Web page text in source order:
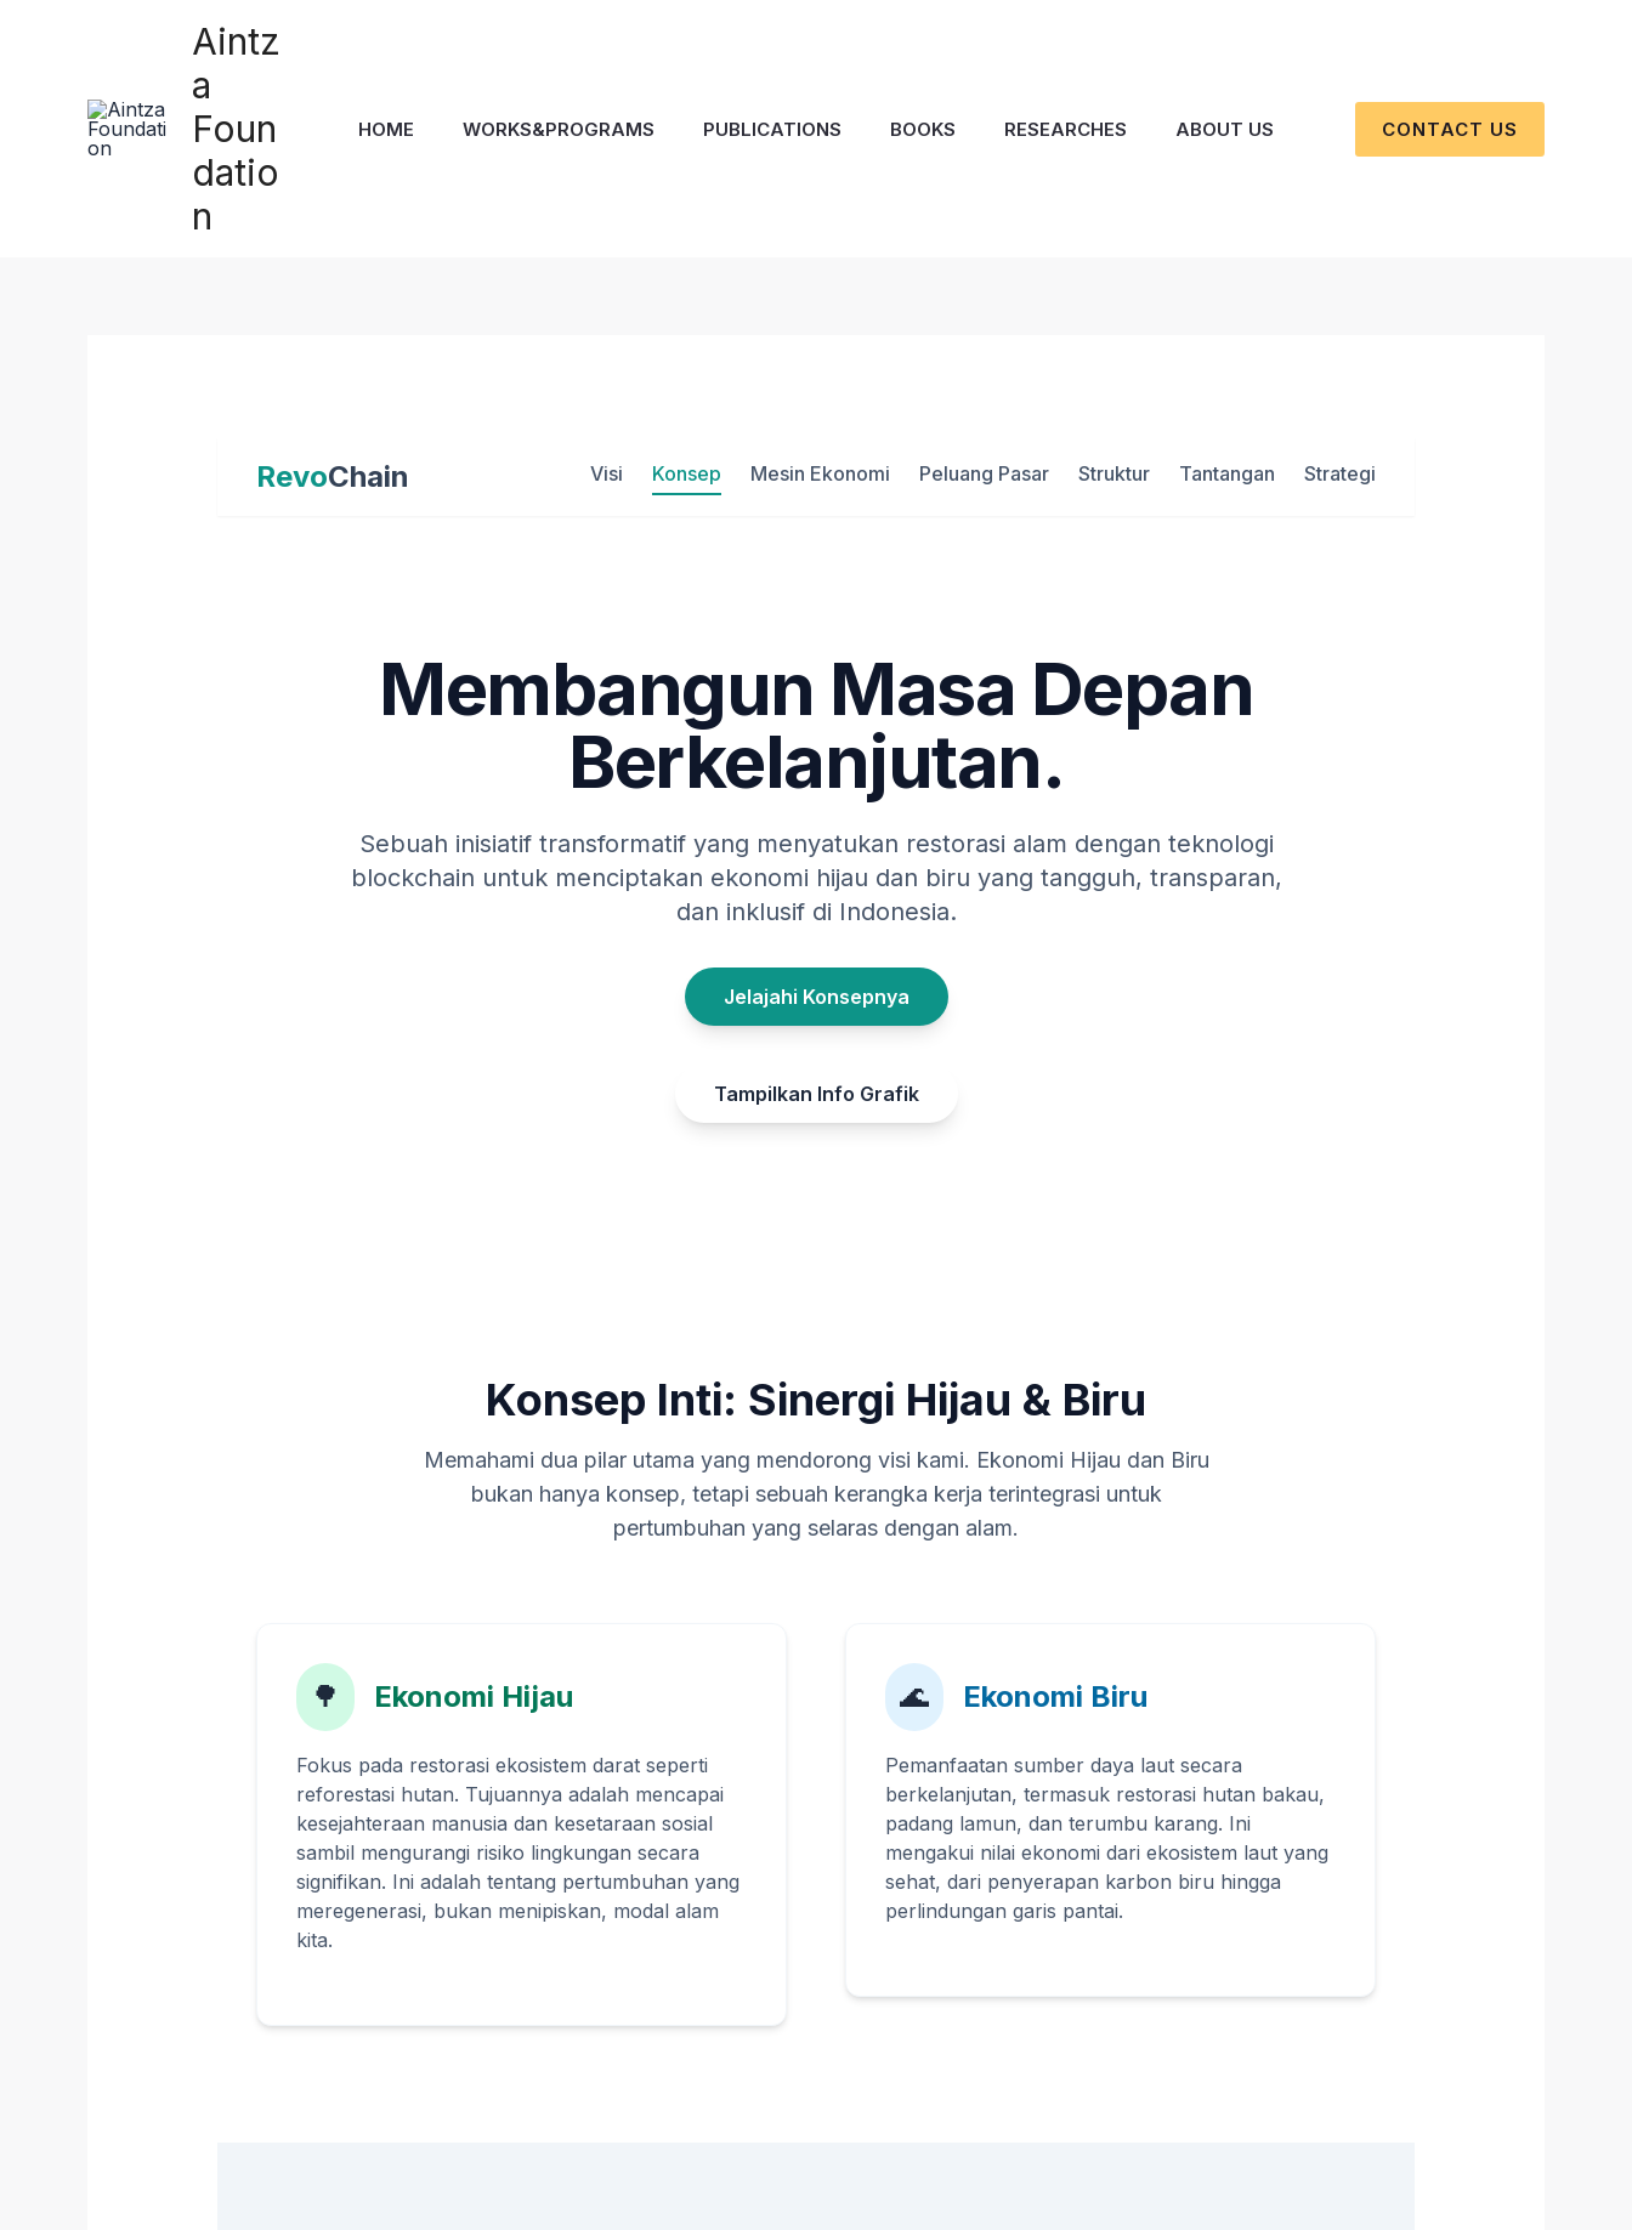
Aintz
a
Foun
datio
n
HOME WORKS&PROGRAMS PUBLICATIONS BOOKS RESEARCHES ABOUT US CONTACT US
RevoChain Visi Konsep Mesin Ekonomi Peluang Pasar Struktur Tantangan Strategi
Membangun Masa Depan
Berkelanjutan.
Sebuah inisiatif transformatif yang menyatukan restorasi alam dengan teknologi
blockchain untuk menciptakan ekonomi hijau dan biru yang tangguh, transparan,
dan inklusif di Indonesia.
Jelajahi Konsepnya
Tampilkan Info Grafik
Konsep Inti: Sinergi Hijau & Biru
Memahami dua pilar utama yang mendorong visi kami. Ekonomi Hijau dan Biru
bukan hanya konsep, tetapi sebuah kerangka kerja terintegrasi untuk
pertumbuhan yang selaras dengan alam.
🌳 Ekonomi Hijau
Fokus pada restorasi ekosistem darat seperti
reforestasi hutan. Tujuannya adalah mencapai
kesejahteraan manusia dan kesetaraan sosial
sambil mengurangi risiko lingkungan secara
signifikan. Ini adalah tentang pertumbuhan yang
meregenerasi, bukan menipiskan, modal alam
kita.
🌊 Ekonomi Biru
Pemanfaatan sumber daya laut secara
berkelanjutan, termasuk restorasi hutan bakau,
padang lamun, dan terumbu karang. Ini
mengakui nilai ekonomi dari ekosistem laut yang
sehat, dari penyerapan karbon biru hingga
perlindungan garis pantai.